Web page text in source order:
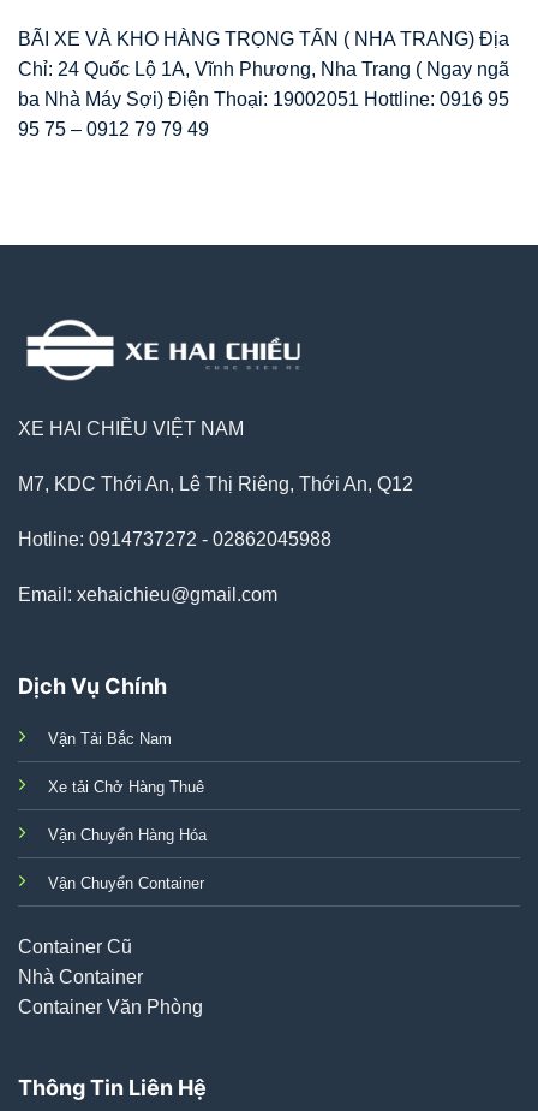
BÃI XE VÀ KHO HÀNG TRỌNG TẤN ( NHA TRANG) Địa
Chỉ: 24 Quốc Lộ 1A, Vĩnh Phương, Nha Trang ( Ngay ngã
ba Nhà Máy Sợi) Điện Thoại: 19002051 Hottline: 0916 95
95 75 – 0912 79 79 49
XE HAI CHIỀU VIỆT NAM
M7, KDC Thới An, Lê Thị Riêng, Thới An, Q12
Hotline: 0914737272 - 02862045988
Email: xehaichieu@gmail.com
Dịch Vụ Chính
Vận Tải Bắc Nam
Xe tải Chở Hàng Thuê
Vận Chuyển Hàng Hóa
Vận Chuyển Container
Container Cũ
Nhà Container
Container Văn Phòng
Thông Tin Liên Hệ